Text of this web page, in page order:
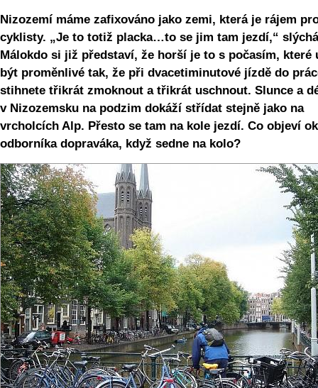
Nizozemí máme zafixováno jako zemi, která je rájem
cyklisty. „Je to totiž placka…to se jim tam jezdí,“
Málokdo si již představí, že horší je to s počasím, které
být proměnlivé tak, že při dvacetiminutové jízdě do
stihnete třikrát zmoknout a třikrát uschnout. Slunce a
v Nizozemsku na podzim dokáží střídat stejně jako na
vrcholcích Alp. Přesto se tam na kole jezdí. Co objeví
odborníka dopraváka, když sedne na kolo?